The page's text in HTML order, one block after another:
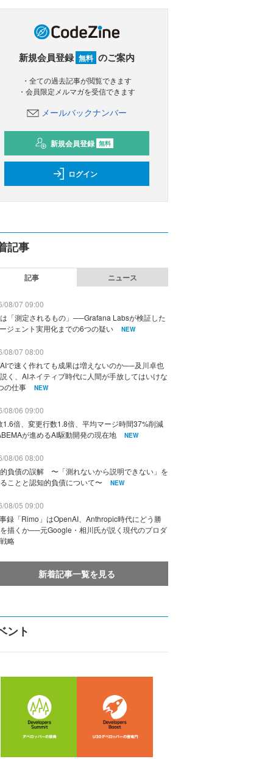
新規会員登録 無料 のご案内
・全ての過去記事が閲覧できます
・会員限定メルマガを受信できます
メールバックナンバー
新規会員登録 無料
ログイン
記事
記事 ニュース
08/07 09:00
「測定されるもの」──Grafana Labsが検証した
ジェント実用化までの6つの疑い
NEW
08/07 08:00
で速く作れても成果は増えないのか──及川卓也
く、AIネイティブ時代に人間が手放してはいけな
の仕事
NEW
08/06 09:00
1.6倍、変更行数1.8倍、平均マージ時間37%削減
が進めるAI駆動開発の現在地
NEW
08/06 08:00
負債の誤解 〜「測れないから説明できない」を
ことと認知的負債について〜
NEW
08/05 09:00
録「Rimo」はOpenAI、Anthropic時代にどう勝
描くか──元Google・相川氏が説く現代のプロダ
略
新着記事一覧を見る
ント